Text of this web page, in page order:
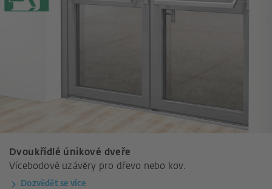
Dvoukřídlé únikové dveře
Vícebodové uzávěry pro dřevo nebo kov.
Dozvědět se více